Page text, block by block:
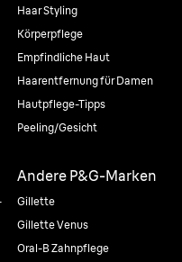
Haar Styling
Körperpflege
Empfindliche Haut
Haarentfernung für Damen
Hautpflege-Tipps
Peeling/Gesicht
Andere P&G-Marken
Gillette
Gillette Venus
Oral-B Zahnpflege